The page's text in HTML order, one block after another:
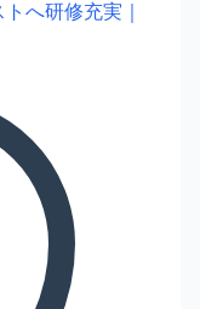
へ研修充実｜